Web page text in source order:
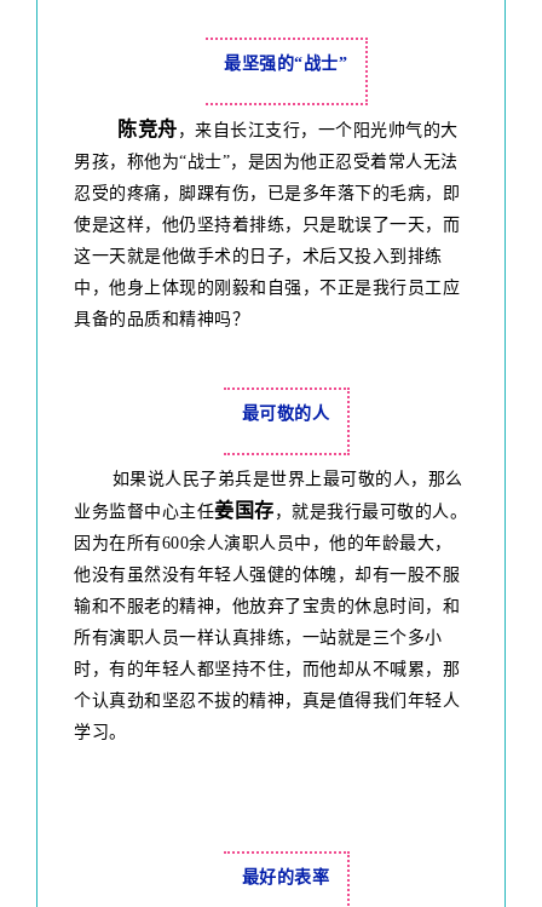
最坚强的“战士”
陈竞舟 ，来自长江支行，一个阳光帅气的大
男孩，称他为“战士”，是因为他正忍受着常人无法
忍受的疼痛，脚踝有伤，已是多年落下的毛病，即
使是这样，他仍坚持着排练，只是耽误了一天，而
这一天就是他做手术的日子，术后又投入到排练
中，他身上体现的刚毅和自强，不正是我行员工应
具备的品质和精神吗？
最可敬的人
如果说人民子弟兵是世界上最可敬的人，那么
业务监督中心主任姜国存 ，就是我行最可敬的人。
因为在所有600余人演职人员中，他的年龄最大，
他没有虽然没有年轻人强健的体魄，却有一股不服
输和不服老的精神，他放弃了宝贵的休息时间，和
所有演职人员一样认真排练，一站就是三个多小
时，有的年轻人都坚持不住，而他却从不喊累，那
个认真劲和坚忍不拔的精神，真是值得我们年轻人
学习。
最好的表率